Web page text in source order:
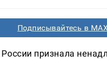
Подписывайтесь в
признала